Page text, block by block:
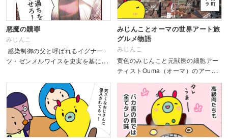
悪魔の贖罪
みじんこ
感染制御の父と呼ばれるイグナー
ツ・ゼンメルワイスを史実を基に、
く医療フィクション。細菌の存在が
知られてなかった時代の産婦人科医
の葛藤を描きます。 ...
みじんことオーマの世界アート旅
グルメ物語
みじんこ
黄色のみじんこと元獣医の細胞アー
ティストOuma（オーマ）のアート
が自己紹介になっています。